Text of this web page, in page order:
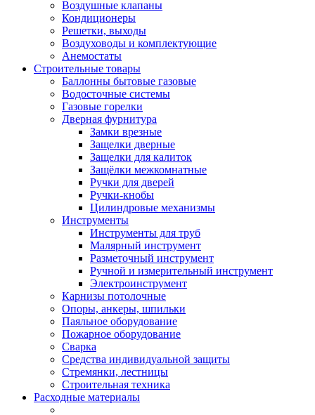
Воздушные клапаны
Кондиционеры
Решетки, выходы
Воздуховоды и комплектующие
Анемостаты
Строительные товары
Баллонны бытовые газовые
Водосточные системы
Газовые горелки
Дверная фурнитура
Замки врезные
Защелки дверные
Защелки для калиток
Защёлки межкомнатные
Ручки для дверей
Ручки-кнобы
Цилиндровые механизмы
Инструменты
Инструменты для труб
Малярный инструмент
Разметочный инструмент
Ручной и измерительный инструмент
Электроинструмент
Карнизы потолочные
Опоры, анкеры, шпильки
Паяльное оборудование
Пожарное оборудование
Сварка
Средства индивидуальной защиты
Стремянки, лестницы
Строительная техника
Расходные материалы